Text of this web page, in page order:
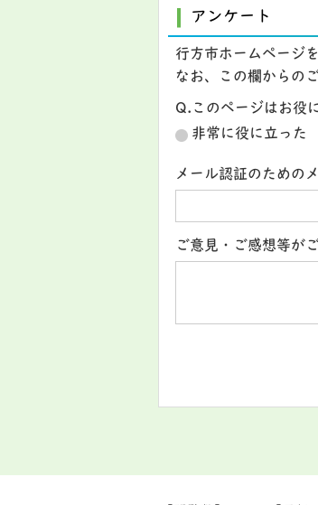
アンケート
行方市ホームページ
なお、この欄からの
Q.このページはお役
非常に役に立った
メール認証のための
ご意見・ご感想等が